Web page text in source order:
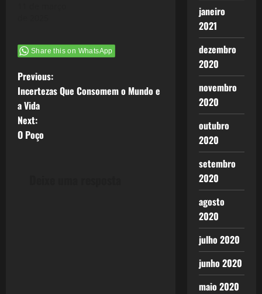
Share this on WhatsApp
P
o
s
Previous:
Incertezas Que Consomem o Mundo e
a Vida
Next:
O Poço
janeiro
2021
dezembro
2020
novembro
2020
outubro
2020
setembro
2020
agosto
2020
julho 2020
junho 2020
maio 2020